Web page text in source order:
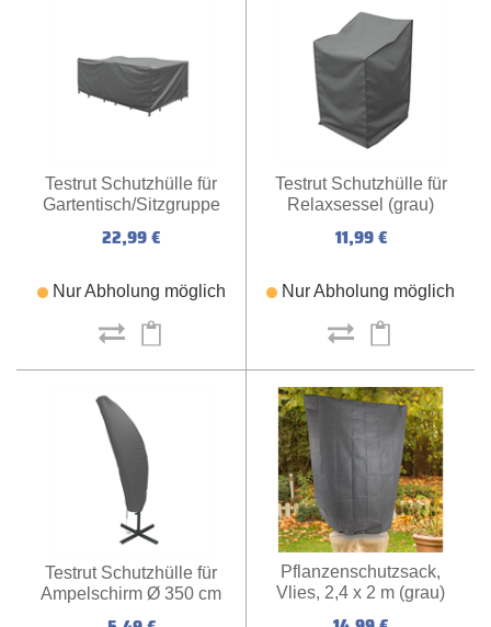
Testrut Schutzhülle für
Gartentisch/Sitzgruppe
22,99 €
Nur Abholung möglich
Testrut Schutzhülle für
Relaxsessel (grau)
11,99 €
Nur Abholung möglich
Testrut Schutzhülle für
Ampelschirm Ø 350 cm
Pflanzenschutzsack,
Vlies, 2,4 x 2 m (grau)